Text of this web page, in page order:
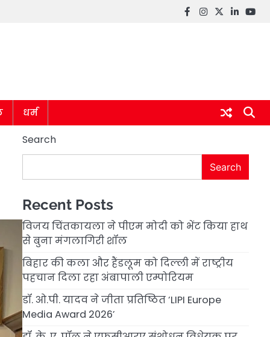
Facebook
instagram
twitter
linkedin
धर्म
Search
Search
Recent Posts
विजय चिंतकायला ने पीएम मोदी को भेंट किया हाथ
से बुना मंगलागिरी शॉल
बिहार की कला और हैंडलूम को दिल्ली में राष्ट्रीय
पहचान दिला रहा अंबापाली एम्पोरियम
डॉ. ओ.पी. यादव ने जीता प्रतिष्ठित ‘LIPI Europe
Media Award 2026’